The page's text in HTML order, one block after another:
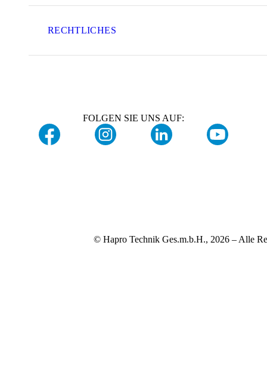
RECHTLICHES
FOLGEN SIE UNS AUF:
© Hapro Technik Ges.m.b.H., 2026 – Alle